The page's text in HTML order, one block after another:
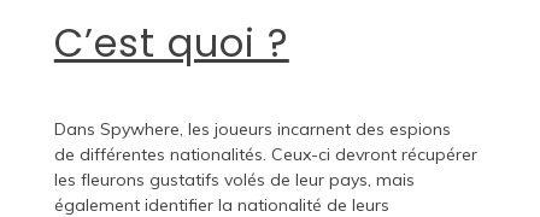
C’est quoi ?
Dans Spywhere, les joueurs incarnent des espions
de différentes nationalités. Ceux-ci devront récupérer
les fleurons gustatifs volés de leur pays, mais
également identifier la nationalité de leurs